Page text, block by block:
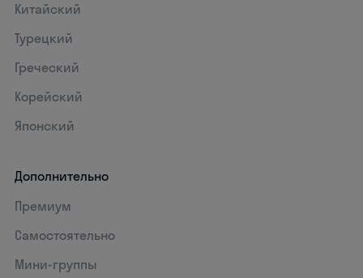
Китайский
Турецкий
Греческий
Корейский
Японский
Дополнительно
Премиум
Самостоятельно
Мини-группы